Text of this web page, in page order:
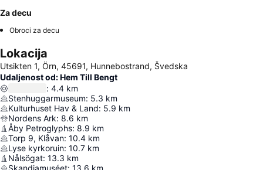
Za decu
Obroci za decu
Lokacija
Utsikten 1, Örn, 45691, Hunnebostrand, Švedska
Udaljenost od: Hem Till Bengt
: 4.4 km
Stenhuggarmuseum: 5.3 km
Kulturhuset Hav & Land: 5.9 km
Nordens Ark: 8.6 km
Åby Petroglyphs: 8.9 km
Torp 9, Klåvan: 10.4 km
Lyse kyrkoruin: 10.7 km
Nålsögat: 13.3 km
Skandiamuséet: 13.6 km